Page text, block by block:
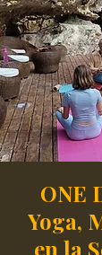
ONE
Yoga,
en la